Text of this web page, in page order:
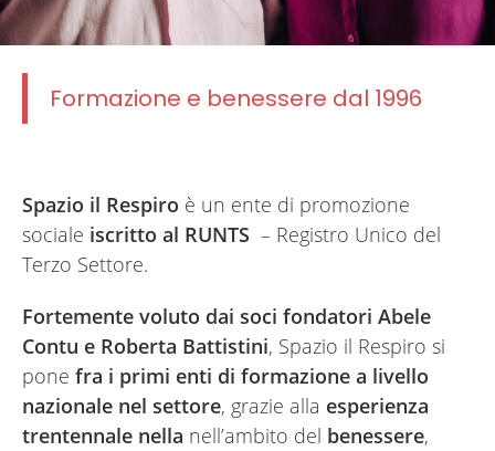
Formazione e benessere dal 1996
Spazio il Respiro è un ente di promozione
sociale iscritto al RUNTS – Registro Unico del
Terzo Settore.
Fortemente voluto dai soci fondatori Abele
Contu e Roberta Battistini, Spazio il Respiro si
pone fra i primi enti di formazione a livello
nazionale nel settore, grazie alla esperienza
trentennale nella nell’ambito del benessere,